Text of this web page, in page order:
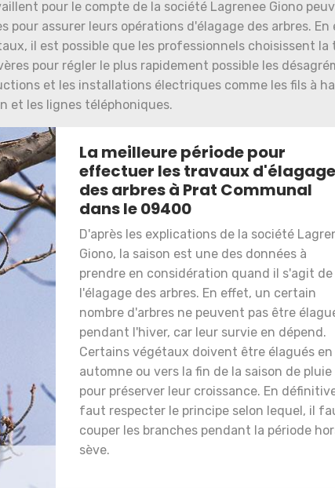
pour le compte de la société Lagrenee Giono
pour assurer leurs opérations d'élagage des arbres. En
il est possible que les professionnels choisissent la
pour régler le plus rapidement possible les
et les installations électriques comme les fils à
et les lignes téléphoniques.
La meilleure période pour
effectuer les travaux d'élagage
des arbres à Prat Communal
dans le 09400
D'après les explications de la société
Giono, la saison est une des données à
prendre en considération quand il s'agit de
l'élagage des arbres. En effet, un certain
nombre d'arbres ne peuvent pas être
pendant l'hiver, car leur survie en dépend.
Certains végétaux doivent être élagués en
automne ou vers la fin de la saison de pluie
pour préserver leur croissance. En
faut respecter le principe selon lequel, il
couper les branches pendant la période
sève.